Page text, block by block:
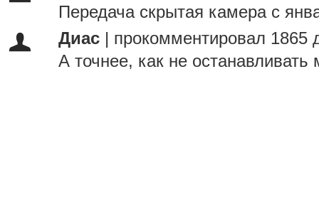
Передача скрытая камера с
Диас
прокомментировал 1865
А точнее, как не останавливать